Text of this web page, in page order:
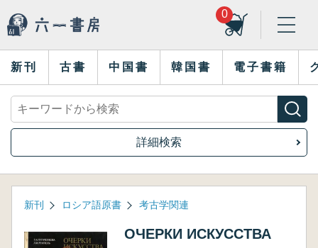
0
新刊 古書 中国書 韓国書 電子書籍
詳細検索
新刊 ロシア語原書 考古学関連
ОЧЕРКИ ИСКУССТВА